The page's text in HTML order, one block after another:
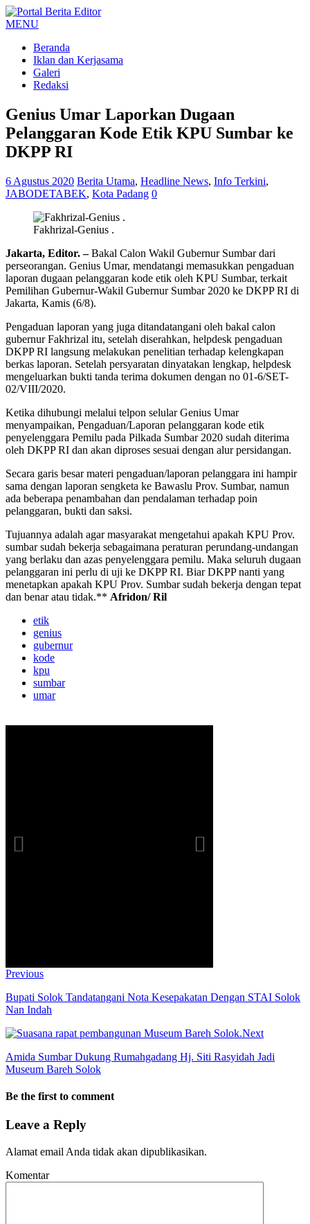
MENU
Beranda
Iklan dan Kerjasama
Galeri
Redaksi
Genius Umar Laporkan Dugaan
Pelanggaran Kode Etik KPU Sumbar ke
DKPP RI
6 Agustus 2020 Berita Utama, Headline News, Info Terkini,
JABODETABEK, Kota Padang 0
Fakhrizal-Genius .
Jakarta, Editor. –Bakal Calon Wakil Gubernur Sumbar dari
perseorangan. Genius Umar, mendatangi memasukkan pengaduan
laporan dugaan pelanggaran kode etik oleh KPU Sumbar, terkait
Pemilihan Gubernur-Wakil Gubernur Sumbar 2020 ke DKPP RI di
Jakarta, Kamis (6/8).
Pengaduan laporan yang juga ditandatangani oleh bakal calon
gubernur Fakhrizal itu, setelah diserahkan, helpdesk pengaduan
DKPP RI langsung melakukan penelitian terhadap kelengkapan
berkas laporan. Setelah persyaratan dinyatakan lengkap, helpdesk
mengeluarkan bukti tanda terima dokumen dengan no 01-6/SET-
02/VIII/2020.
Ketika dihubungi melalui telpon selular Genius Umar
menyampaikan, Pengaduan/Laporan pelanggaran kode etik
penyelenggara Pemilu pada Pilkada Sumbar 2020 sudah diterima
oleh DKPP RI dan akan diproses sesuai dengan alur persidangan.
Secara garis besar materi pengaduan/laporan pelanggara ini hampir
sama dengan laporan sengketa ke Bawaslu Prov. Sumbar, namun
ada beberapa penambahan dan pendalaman terhadap poin
pelanggaran, bukti dan saksi.
Tujuannya adalah agar masyarakat mengetahui apakah KPU Prov.
sumbar sudah bekerja sebagaimana peraturan perundang-undangan
yang berlaku dan azas penyelenggara pemilu. Maka seluruh dugaan
pelanggaran ini perlu di uji ke DKPP RI. Biar DKPP nanti yang
menetapkan apakah KPU Prov. Sumbar sudah bekerja dengan tepat
dan benar atau tidak.** Afridon/ Ril
etik
genius
gubernur
kode
kpu
sumbar
umar
Previous
Bupati Solok Tandatangani Nota Kesepakatan Dengan STAI Solok
Nan Indah
Next
Amida Sumbar Dukung Rumahgadang Hj. Siti Rasyidah Jadi
Museum Bareh Solok
Be the first to comment
Leave a Reply
Alamat email Anda tidak akan dipublikasikan.
Komentar